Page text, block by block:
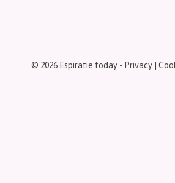
© 2026 Espiratie.today - Privacy